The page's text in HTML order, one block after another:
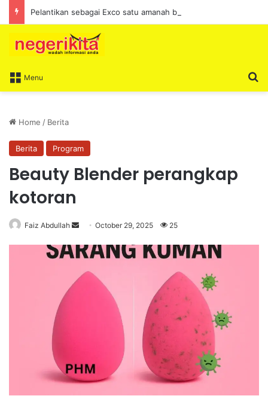
Menu
Home / Berita
Berita Program
Beauty Blender perangkap
kotoran
Faiz Abdullah
n
l
October 29, 2025 25